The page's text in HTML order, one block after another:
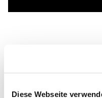
Diese Webseite